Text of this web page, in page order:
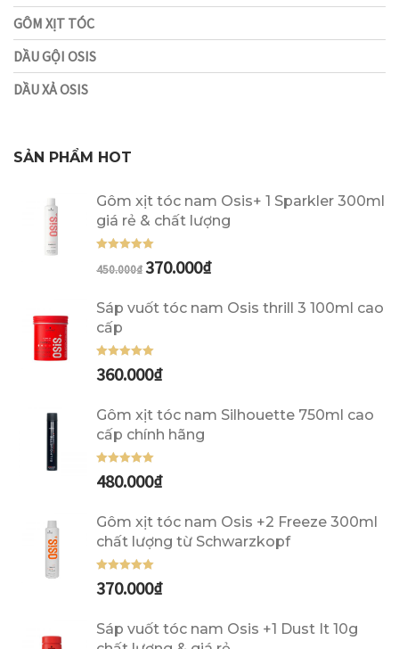
GÔM XỊT TÓC
DẦU GỘI OSIS
DẦU XẢ OSIS
SẢN PHẨM HOT
Gôm xịt tóc nam Osis+ 1 Sparkler 300ml
giá rẻ & chất lượng
Được xếp
450.000₫370.000₫
Sáp vuốt tóc nam Osis thrill 3 100ml cao
cấp
Được xếp
360.000₫
Gôm xịt tóc nam Silhouette 750ml cao
cấp chính hãng
Được xếp
480.000₫
Gôm xịt tóc nam Osis +2 Freeze 300ml
chất lượng từ Schwarzkopf
Được xếp
370.000₫
Sáp vuốt tóc nam Osis +1 Dust It 10g